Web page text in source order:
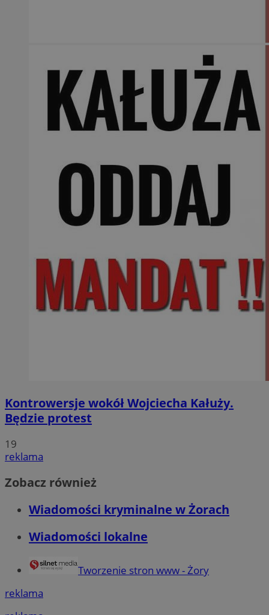
Kontrowersje wokół Wojciecha Kałuży.
Będzie protest
19
reklama
Zobacz również
Wiadomości kryminalne w Żorach
Wiadomości lokalne
Tworzenie stron www - Żory
reklama